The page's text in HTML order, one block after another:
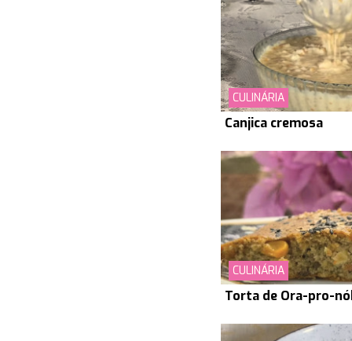
CULINÁRIA
Canjica cremosa
CULINÁRIA
Torta de Ora-pro-